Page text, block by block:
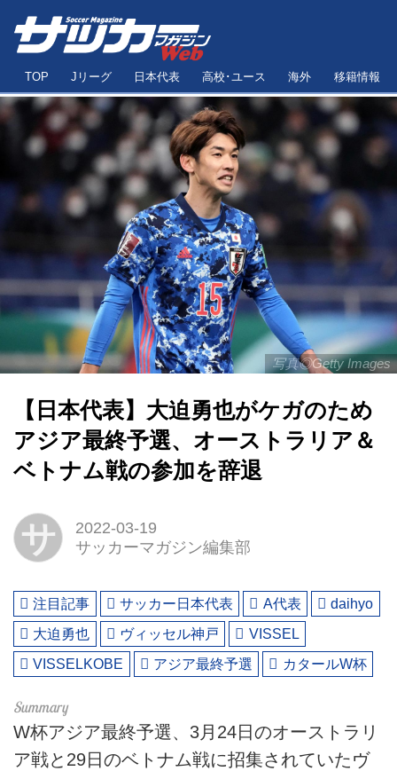
TOP Jリーグ 日本代表 高校･ユース 海外 移籍情報
写真◎Getty Images
【日本代表】大迫勇也がケガのため
アジア最終予選、オーストラリア＆
ベトナム戦の参加を辞退
サ
2022-03-19
サッカーマガジン編集部
注目記事 サッカー日本代表 A代表
daihyo
大迫勇也
ヴィッセル神戸
VISSEL
VISSELKOBE
アジア最終予選 カタールW杯
W杯アジア最終予選、3月24日のオーストラリ
ア戦と29日のベトナム戦に招集されていたヴ